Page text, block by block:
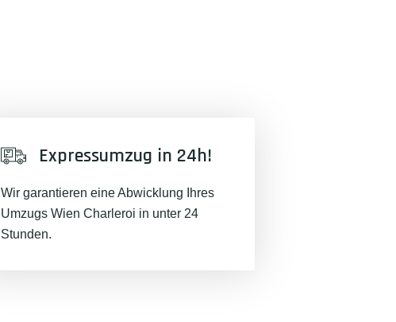
Expressumzug in 24h!
Wir garantieren eine Abwicklung Ihres
Umzugs Wien Charleroi in unter 24
Stunden.